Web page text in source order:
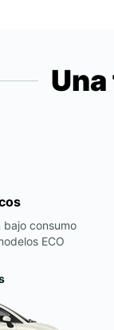
consumo
ECO